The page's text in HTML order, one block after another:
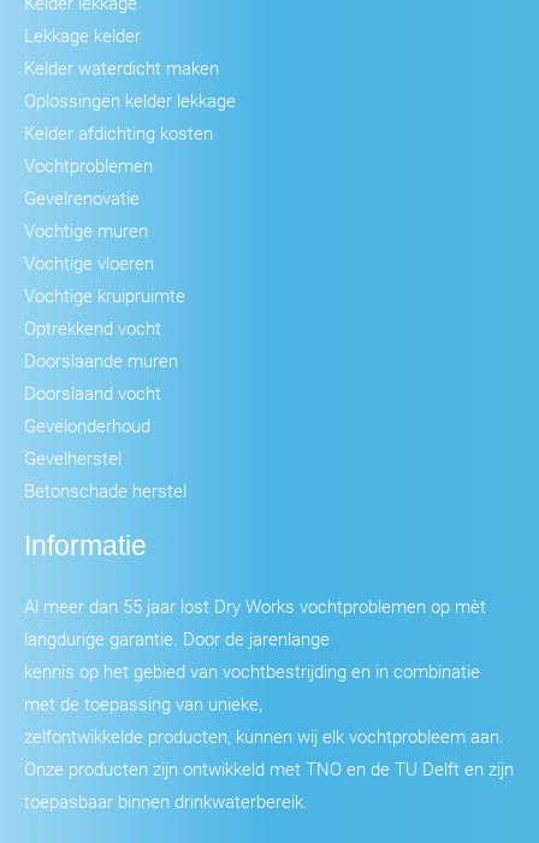
Lekkage kelder
Kelder waterdicht maken
Oplossingen kelder lekkage
Kelder afdichting kosten
Vochtproblemen
Gevelrenovatie
Vochtige muren
Vochtige vloeren
Vochtige kruipruimte
Optrekkend vocht
Doorslaande muren
Doorslaand vocht
Gevelonderhoud
Gevelherstel
Betonschade herstel
Informatie
Al meer dan 55 jaar lost Dry Works vochtproblemen op mèt
langdurige garantie. Door de jarenlange
kennis op het gebied van vochtbestrijding en in combinatie
met de toepassing van unieke,
zelfontwikkelde producten, kunnen wij elk vochtprobleem aan.
Onze producten zijn ontwikkeld met TNO en de TU Delft en zijn
toepasbaar binnen drinkwaterbereik.